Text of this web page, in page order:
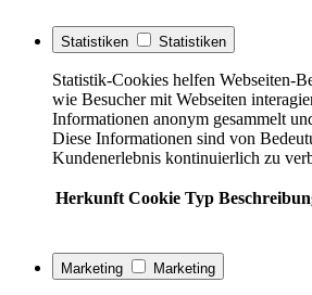
Statistiken Statistiken
Statistik-Cookies helfen Webseiten-
wie Besucher mit Webseiten
Informationen anonym gesammelt
Diese Informationen sind von
Kundenerlebnis kontinuierlich zu
Herkunft Cookie Typ
Marketing Marketing